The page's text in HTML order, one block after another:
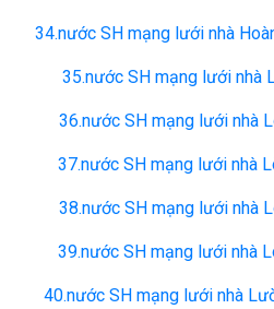
34.nước SH mạng lưới nhà
35.nước SH mạng lưới nhà
36.nước SH mạng lưới nhà
37.nước SH mạng lưới nhà
38.nước SH mạng lưới nhà
39.nước SH mạng lưới nhà
40.nước SH mạng lưới nhà